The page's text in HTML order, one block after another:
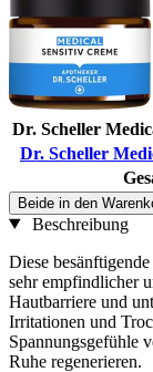
Dr. Scheller
Dr. Scheller
Beide in den
Beschreibung
Diese
sehr empfindlicher
Hautbarriere und
Irritationen und
Spannungsgefühle
Ruhe regenerieren.